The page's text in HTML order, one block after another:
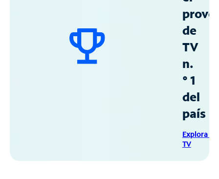
de
TV
n.
° 1
del
país
Explora
TV